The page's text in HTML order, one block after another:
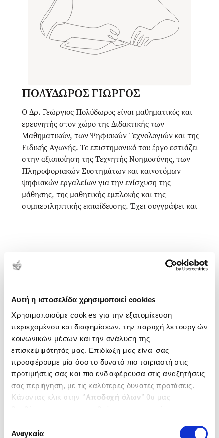
Αυτή η ιστοσελίδα χρησιμοποιεί cookies
Χρησιμοποιούμε cookies για την εξατομίκευση
περιεχομένου και διαφημίσεων, την παροχή λειτουργιών
κοινωνικών μέσων και την ανάλυση της
επισκεψιμότητάς μας. Επιδίωξη μας είναι σας
προσφέρουμε μία όσο το δυνατό πιο ταιριαστή στις
προτιμήσεις σας και πιο ενδιαφέρουσα στις αναζητήσεις
σας περιήγηση, με τις καλύτερες δυνατές προτάσεις.
Κάνοντας κλικ στην ‘’Αποδοχή όλων’’ θα μας
βοηθήσετε να ανταποκριθούμε στα παραπάνω.
ενδιαφέρουν και να επιλέξετε από τα παρακάτω με την
συγκατάθεσης
Αναγκαία
ΠΟΛΥΔΩΡΟΣ ΓΙΩΡΓΟΣ
Ο Δρ. Γεώργιος Πολύδωρος είναι μαθηματικός και
ερευνητής στον χώρο της Διδακτικής των
Μαθηματικών, των Ψηφιακών Τεχνολογιών και της
Ειδικής Αγωγής. Το επιστημονικό του έργο εστιάζει
στην αξιοποίηση της Τεχνητής Νοημοσύνης, των
Πληροφοριακών Συστημάτων και καινοτόμων
ψηφιακών εργαλείων για την ενίσχυση της
μάθησης, της μαθητικής εμπλοκής και της
συμπεριληπτικής εκπαίδευσης. Έχει συγγράψει και
θέματα όπως η προσαρμοστική μάθηση, η
ενσωμάτωση της ΤΝ στη διδασκαλία των
ακαδημαϊκή ακεραιότητα στην εποχή των
γλωσσικών μοντέλων και η επαγγελματική
ανάπτυξη των εκπαιδευτικών, προσεγγίζοντας την
ΤΝ ως εργαλείο παιδαγωγικού μετασχηματισμού με
άξονες τη δημοκρατία, τη διαφάνεια και την ισότιμη
πρόσβαση στη γνώση.
1-1 από 1 προϊόντα
Δημοτικότητα